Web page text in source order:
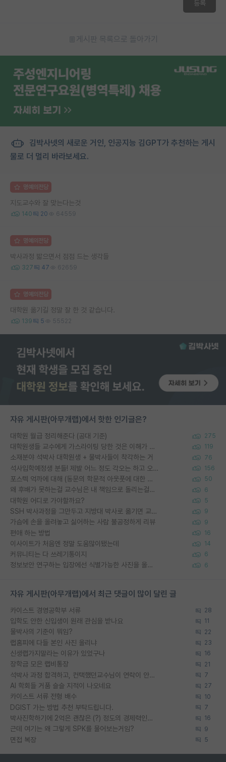
등록
게시판 목록으로 돌아가기
김박사넷의 새로운 거인, 인공지능 김GPT가 추천하는 게시
물로 더 멀리 바라보세요.
명예의전당
지도교수와 잘 맞는다는것
140 20 64559
명예의전당
박사과정 밟으면서 점점 드는 생각들
327 47 62659
명예의전당
대학원 옮기길 정말 잘 한 것 같습니다.
139 5 55522
자유 게시판(아무개랩)에서 핫한 인기글은?
대학원 월급 정리해준다 (공대 기준) 275
대학원생들 교수에게 가스라이팅 당한 것은 이해가 갑니다. 안타깝네요. 119
소재분야 석박사 대학원생 + 물박사들이 착각하는 거 76
석사입학예정생 분들! 제발 어느 정도 각오는 하고 오세요. 156
포스텍 억까에 대해 (동문의 학문적 아웃풋에 대한 반박) 50
왜 후배가 못하는걸 교수님은 내 책임으로 돌리는걸까요? 6
대학원 어디로 가야할까요? 5
SSH 박사과정을 그만두고 지방대 박사로 옮기면 교수의 꿈은 끝일까요? 9
가슴에 손을 올려놓고 싫어하는 사람 불공정하게 리뷰 9
편애 하는 방법 16
이사이트가 처음엔 정말 도움많이됐는데 14
커뮤니티는 다 쓰레기통이지 6
정보보안 연구하는 입장에선 식별가능한 사진을 올리는건 비추이긴함 6
자유 게시판(아무개랩)에서 최근 댓글이 많이 달린 글
카이스트 경영공학부 서류 28
입학도 안한 신입생이 원래 관심을 받나요 11
물박사의 기준이 뭐임? 22
랩홈피에 다들 본인 사진 올리냐 23
신생랩가지말라는 이유가 있었구나 16
장학금 모은 랩비통장 21
석박사 과정 합격하고, 컨택했던교수님이 연락이 안됩니다... 7
AI 학회들 거품 슬슬 지적이 나오네요 27
카이스트 서류 전형 배수 10
DGIST 가는 방법 추천 부탁드립니다. 7
박사진학하기에 2억은 괜찮은 (?) 정도의 경제력인가요 16
근데 여기는 왜 그렇게 SPK를 물어보는거임? 9
면접 복장 5